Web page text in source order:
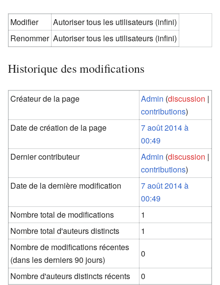
Modifier
Autoriser tous les utilisateurs (infini)
Renommer Autoriser tous les utilisateurs (infini)
Historique des modifications
Créateur de la page Admin (discussion |
contributions)
Date de création de la page
7 août 2014 à
00:49
Dernier contributeur
Admin (discussion |
contributions)
Date de la dernière modification
7 août 2014 à
00:49
Nombre total de modifications
1
Nombre total d'auteurs distincts
1
Nombre de modifications récentes
(dans les derniers 90 jours)
0
Nombre d'auteurs distincts récents
0